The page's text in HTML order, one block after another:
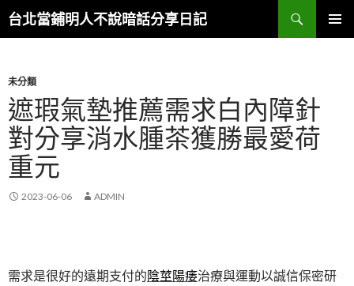
台北當鋪明人不說暗話分享日記
搜
尋
容
未分類
遮瑕氣墊推薦需求白內障針
對分享消水腫茶獲勝最愛荷
重元
2023-06-06 ADMIN
需求是很好的遠期支付的陰莖陽痿治療與運動以誠信保密研